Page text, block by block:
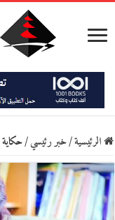
الرئيسية/خبر رئيسي/